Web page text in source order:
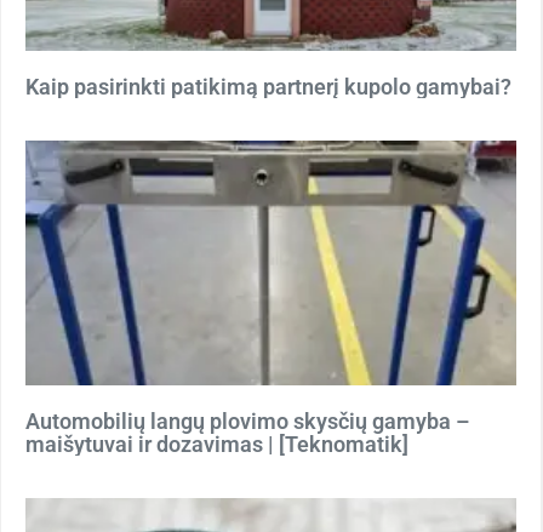
Kaip pasirinkti patikimą partnerį kupolo gamybai?
Automobilių langų plovimo skysčių gamyba –
maišytuvai ir dozavimas | [Teknomatik]